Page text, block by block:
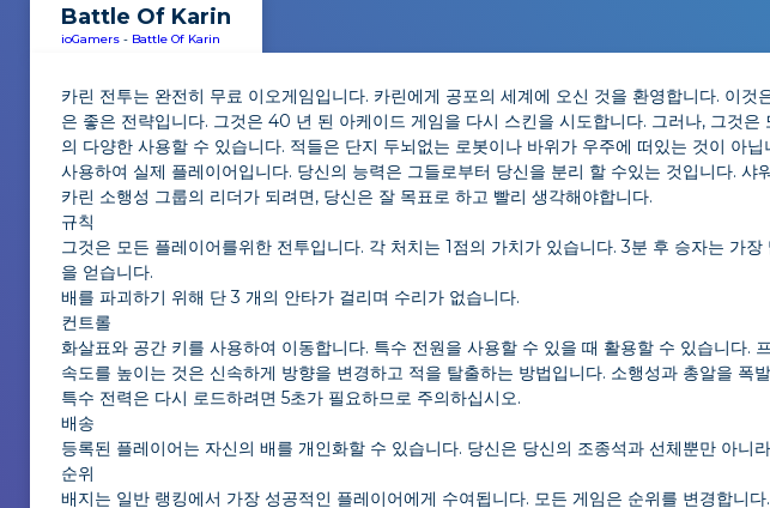
Battle Of Karin
ioGamers - Battle Of Karin
카린 전투는 완전히 무료 이오게임입니다. 카린에게 공포의 세계에 오신 것을 환영합니다. 이
은 좋은 전략입니다. 그것은 40 년 된 아케이드 게임을 다시 스킨을 시도합니다. 그러나, 그것
의 다양한 사용할 수 있습니다. 적들은 단지 두뇌없는 로봇이나 바위가 우주에 떠있는 것이 아
사용하여 실제 플레이어입니다. 당신의 능력은 그들로부터 당신을 분리 할 수있는 것입니다. 샤
카린 소행성 그룹의 리더가 되려면, 당신은 잘 목표로 하고 빨리 생각해야합니다.
규칙
그것은 모든 플레이어를위한 전투입니다. 각 처치는 1점의 가치가 있습니다. 3분 후 승자는 가
을 얻습니다.
배를 파괴하기 위해 단 3 개의 안타가 걸리며 수리가 없습니다.
컨트롤
화살표와 공간 키를 사용하여 이동합니다. 특수 전원을 사용할 수 있을 때 활용할 수 있습니다.
속도를 높이는 것은 신속하게 방향을 변경하고 적을 탈출하는 방법입니다. 소행성과 총알을 폭
특수 전력은 다시 로드하려면 5초가 필요하므로 주의하십시오.
배송
등록된 플레이어는 자신의 배를 개인화할 수 있습니다. 당신은 당신의 조종석과 선체뿐만 아니
순위
배지는 일반 랭킹에서 가장 성공적인 플레이어에게 수여됩니다. 모든 게임은 순위를 변경합니